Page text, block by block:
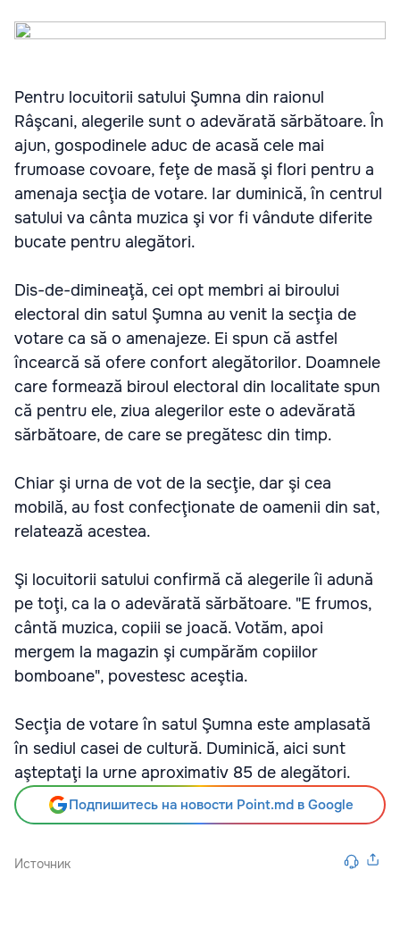
Pentru locuitorii satului Şumna din raionul
Râşcani, alegerile sunt o adevărată sărbătoare. În
ajun, gospodinele aduc de acasă cele mai
frumoase covoare, feţe de masă şi flori pentru a
amenaja secţia de votare. Iar duminică, în centrul
satului va cânta muzica şi vor fi vândute diferite
bucate pentru alegători.
Dis-de-dimineaţă, cei opt membri ai biroului
electoral din satul Şumna au venit la secţia de
votare ca să o amenajeze. Ei spun că astfel
încearcă să ofere confort alegătorilor. Doamnele
care formează biroul electoral din localitate spun
că pentru ele, ziua alegerilor este o adevărată
sărbătoare, de care se pregătesc din timp.
Chiar şi urna de vot de la secţie, dar şi cea
mobilă, au fost confecţionate de oamenii din sat,
relatează acestea.
Şi locuitorii satului confirmă că alegerile îi adună
pe toţi, ca la o adevărată sărbătoare. "E frumos,
cântă muzica, copiii se joacă. Votăm, apoi
mergem la magazin şi cumpărăm copiilor
bomboane", povestesc aceştia.
Secţia de votare în satul Şumna este amplasată
în sediul casei de cultură. Duminică, aici sunt
aşteptaţi la urne aproximativ 85 de alegători.
Подпишитесь на новости Point.md в Google
Источник